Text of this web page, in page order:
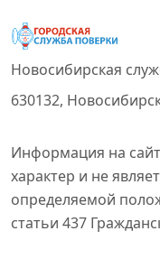
Новосибирская
630132,
Информация на
характер и не
определяемой
статьи 437